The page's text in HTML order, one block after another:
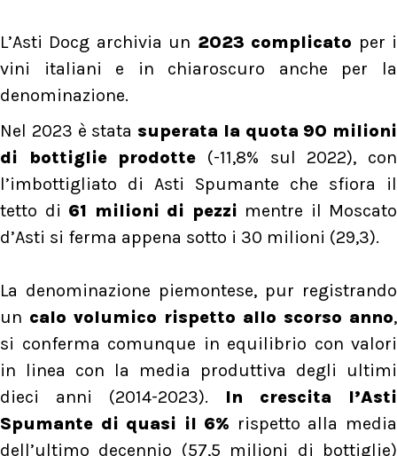
L’Asti Docg archivia un 2023 complicato per i
vini italiani e in chiaroscuro anche per la
denominazione.
Nel 2023 è stata superata la quota 90 milioni
di bottiglie prodotte (-11,8% sul 2022), con
l’imbottigliato di Asti Spumante che sfiora il
tetto di 61 milioni di pezzi mentre il Moscato
d’Asti si ferma appena sotto i 30 milioni (29,3).
La denominazione piemontese, pur registrando
un calo volumico rispetto allo scorso anno,
si conferma comunque in equilibrio con valori
in linea con la media produttiva degli ultimi
dieci anni (2014-2023). In crescita l’Asti
Spumante di quasi il 6% rispetto alla media
dell’ultimo decennio (57,5 milioni di bottiglie)